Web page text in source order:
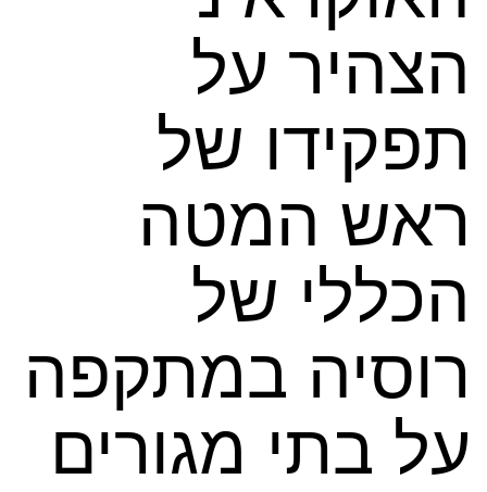
הצהיר על
תפקידו של
ראש המטה
הכללי של
רוסיה במתקפה
על בתי מגורים